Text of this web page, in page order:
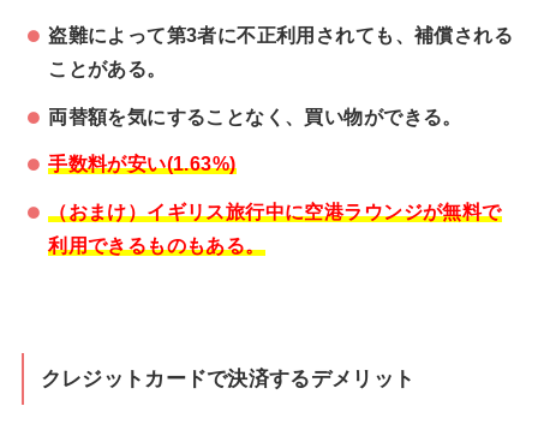
盗難によって第3者に不正利用されても、補償される
ことがある。
両替額を気にすることなく、買い物ができる。
手数料が安い(1.63%)
（おまけ）イギリス旅行中に空港ラウンジが無料で
利用できるものもある。
クレジットカードで決済するデメリット